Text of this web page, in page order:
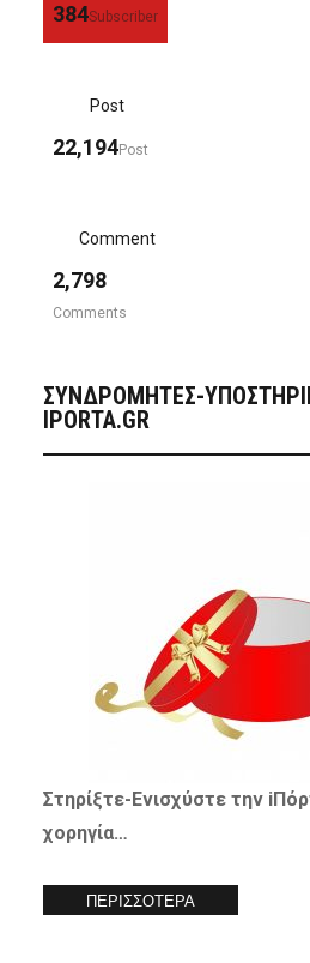
384Subscriber
Post
22,194Post
Comment
2,798
Comments
ΣΥΝΔΡΟΜΗΤΈΣ-
IPORTA.GR
Στηρίξτε- Ενισχύστετην
χορηγία…
ΠΕΡΙΣΣΟΤΕΡΑ